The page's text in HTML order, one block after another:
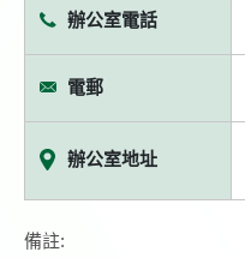
辦公室電話
電郵
辦公室地址
備註: